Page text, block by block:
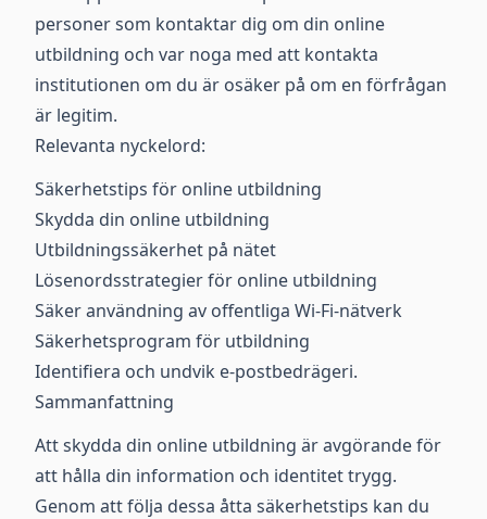
personer som kontaktar dig om din online
utbildning och var noga med att kontakta
institutionen om du är osäker på om en förfrågan
är legitim.
Relevanta nyckelord:
Säkerhetstips för online utbildning
Skydda din online utbildning
Utbildningssäkerhet på nätet
Lösenordsstrategier för online utbildning
Säker användning av offentliga Wi-Fi-nätverk
Säkerhetsprogram för utbildning
Identifiera och undvik e-postbedrägeri.
Sammanfattning
Att skydda din online utbildning är avgörande för
att hålla din information och identitet trygg.
Genom att följa dessa åtta säkerhetstips kan du